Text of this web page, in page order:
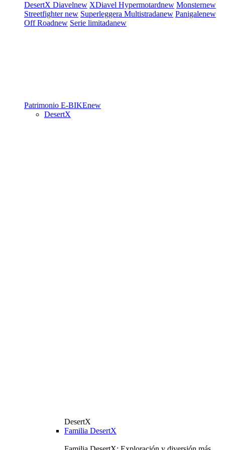
DesertX Diavelnew XDiavel Hypermotardnew Monsternew
Streetfighternew Superleggera Multistradanew Panigalenew
Off Roadnew Serie limitadanew
Patrimonio E-BIKEnew
DesertX
DesertX
Familia DesertX